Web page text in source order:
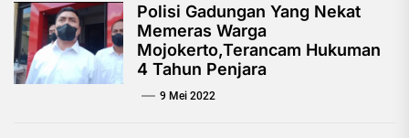
Polisi Gadungan Yang Nekat
Memeras Warga
Mojokerto,Terancam Hukuman
4 Tahun Penjara
9 Mei 2022